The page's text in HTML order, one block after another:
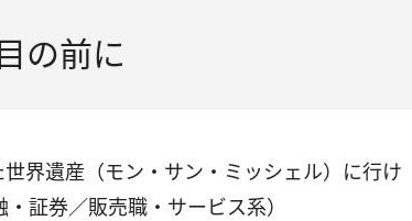
の前に
界遺産（モン・サン・ミッシェル）に行け
証券／販売職・サービス系）